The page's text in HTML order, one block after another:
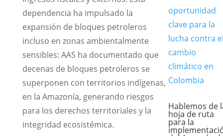
dependencia ha impulsado la
expansión de bloques petroleros
incluso en zonas ambientalmente
sensibles: AAS ha documentado que
decenas de bloques petroleros se
superponen con territorios indígenas,
en la Amazonía, generando riesgos
para los derechos territoriales y la
integridad ecosistémica.
Hablemos de
hoja de ruta
para la